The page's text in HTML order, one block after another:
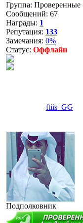
Группа: Проверенные
Сообщений: 67
Награды: 1
Репутация: 133
Замечания: 0%
Статус: Оффлайн
ftiis_GG
Подполковник